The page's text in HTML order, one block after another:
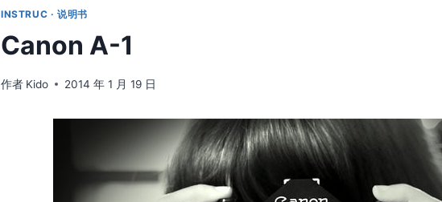
INSTRUC · 说明书
Canon A-1
作者 Kido 2014 年 1 月 19 日